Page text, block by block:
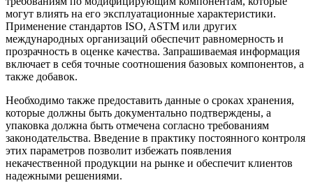
могут влиять на его эксплуатационные характеристики.
Применение стандартов ISO, ASTM или других
международных организаций обеспечит равномерность и
прозрачность в оценке качества. Запрашиваемая информация
включает в себя точные соотношения базовых компонентов, а
также добавок.
Необходимо также предоставить данные о сроках хранения,
которые должны быть документально подтверждены, а
упаковка должна быть отмечена согласно требованиям
законодательства. Введение в практику постоянного контроля
этих параметров позволит избежать появления
некачественной продукции на рынке и обеспечит клиентов
надежными решениями.